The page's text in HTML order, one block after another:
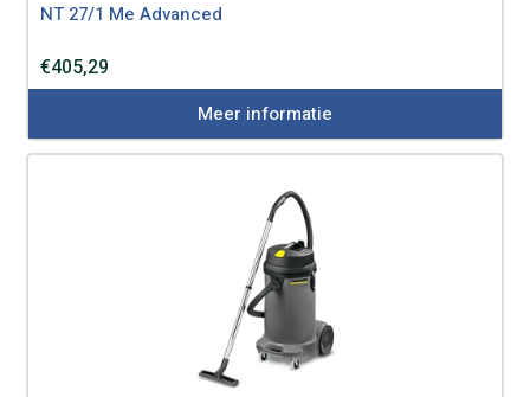
NT 27/1 Me Advanced
€405,29
Meer informatie